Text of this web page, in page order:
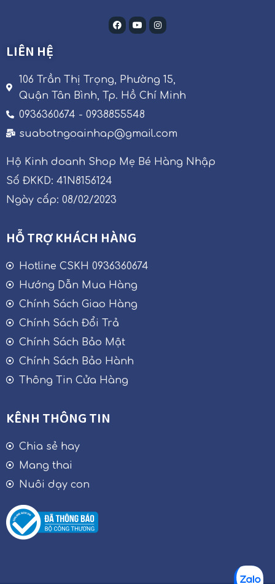
LIÊN HỆ
106 Trần Thị Trọng, Phường 15,
Quận Tân Bình, Tp. Hồ Chí Minh
0936360674 - 0938855548
suabotngoainhap@gmail.com
Hộ Kinh doanh Shop Mẹ Bé Hàng Nhập
Số ĐKKD: 41N8156124
Ngày cấp: 08/02/2023
HỖ TRỢ KHÁCH HÀNG
Hotline CSKH 0936360674
Hướng Dẫn Mua Hàng
Chính Sách Giao Hàng
Chính Sách Đổi Trả
Chính Sách Bảo Mật
Chính Sách Bảo Hành
Thông Tin Cửa Hàng
KÊNH THÔNG TIN
Chia sẻ hay
Mang thai
Nuôi dạy con